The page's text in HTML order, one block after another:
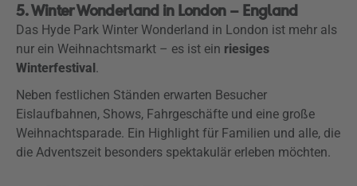
5. Winter Wonderland in London – England
Das Hyde Park Winter Wonderland in London ist mehr als
nur ein Weihnachtsmarkt – es ist ein riesiges
Winterfestival.
Neben festlichen Ständen erwarten Besucher
Eislaufbahnen, Shows, Fahrgeschäfte und eine große
Weihnachtsparade. Ein Highlight für Familien und alle, die
die Adventszeit besonders spektakulär erleben möchten.